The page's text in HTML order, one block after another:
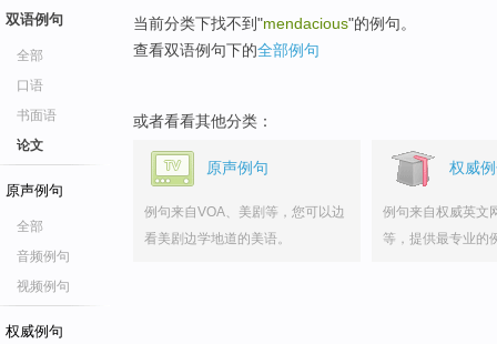
双语例句
全部
口语
书面语
论文
原声例句
全部
音频例句
视频例句
权威例句
当前分类下找不到"mendacious"的例句。
查看双语例句下的全部例句
或者看看其他分类：
原声例句
例句来自VOA、美剧等，您可以边
看美剧边学地道的美语。
权威
例句来自权威英文
等，提供最专业的